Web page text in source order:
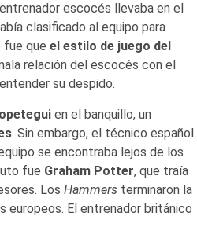
escocés llevaba en el
clasificado al equipo para
fue que el estilo de juego del
relación del escocés con el
su despido.
en el banquillo, un
. Sin embargo, el técnico español
se encontraba lejos de los
fue Graham Potter, que traía
Los Hammers terminaron la
europeos. El entrenador británico